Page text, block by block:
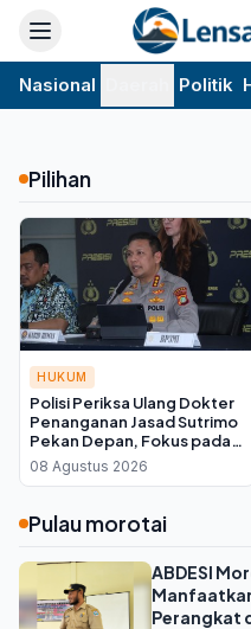
Nasional Politik
Pilihan
HUKUM
Polisi Periksa Ulang Dokter
Penanganan Jasad Sutrimo
Pekan Depan, Fokus pada
Kondisi Korban
08 Agustus 2026
Pulau morotai
ABDESI
Perangkat